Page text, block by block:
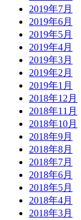
2019年7月
2019年6月
2019年5月
2019年4月
2019年3月
2019年2月
2019年1月
2018年12月
2018年11月
2018年10月
2018年9月
2018年8月
2018年7月
2018年6月
2018年5月
2018年4月
2018年3月